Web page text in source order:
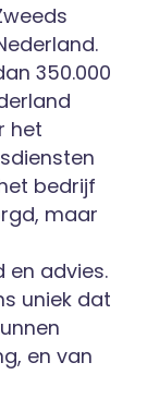
350.000
het
bedrijf
maar
en advies.
uniek dat
en van